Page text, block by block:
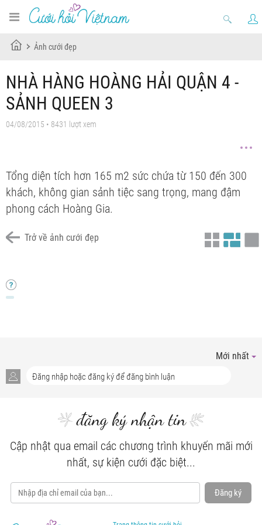
Ảnh cưới đẹp
NHÀ HÀNG HOÀNG HẢI QUẬN 4 -
SẢNH QUEEN 3
04/08/2015 • 8431 lượt xem
Tổng diện tích hơn 165 m2 sức chứa từ 150 đến 300
khách, không gian sảnh tiệc sang trọng, mang đậm
phong cách Hoàng Gia.
Trở về ảnh cưới đẹp
nhà hàng tiệc cưới hoàng hải
nhà hàng tiệc cưới quận 4
nhà hàng tiệc cưới hoàng hải
nhà hàng tiệc cưới quận 4
nhà hàng tiệc cưới hoàng hải
Mới nhất
đăng ký nhận tin
Cập nhật qua email các chương trình khuyến mãi mới
nhất, sự kiện cưới đặc biệt...
Đăng ký